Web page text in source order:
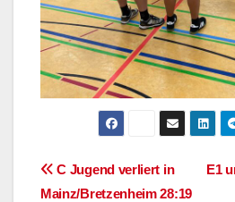
E1
C Jugend verliert in
Mainz/Bretzenheim 28:19